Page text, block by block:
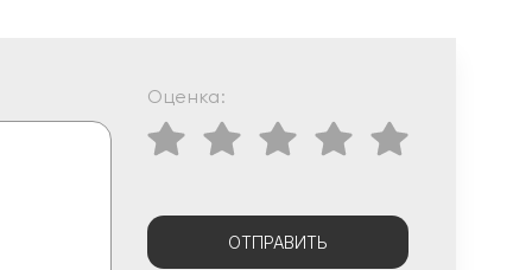
Оценка:
ОТПРАВИТЬ